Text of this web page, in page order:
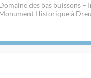
des bas buissons –
Historique à